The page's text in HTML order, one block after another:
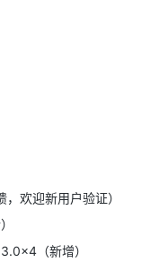
欢迎新用户验证）
（新增）